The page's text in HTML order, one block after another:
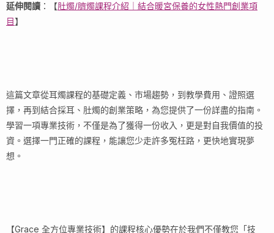
延伸閱讀 ：【肚燭/臍燭課程介紹｜結合暖宮保養的女性熱門創業項
目】
這篇文章從耳燭課程的基礎定義、市場趨勢，到教學費用、證照選
擇，再到結合採耳、肚燭的創業策略，為您提供了一份詳盡的指南。
學習一項專業技術，不僅是為了獲得一份收入，更是對自我價值的投
資。選擇一門正確的課程，能讓您少走許多冤枉路，更快地實現夢
想。
【Grace 全方位專業技術】的課程核心優勢在於我們不僅教您「技